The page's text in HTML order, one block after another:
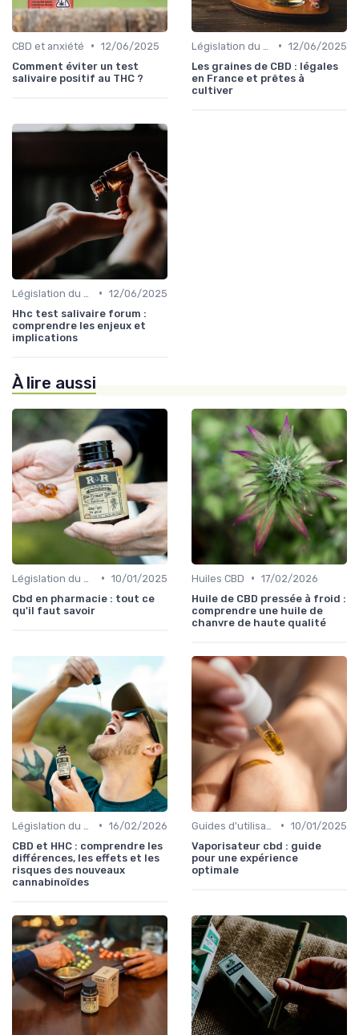
CBD et anxiété • 12/06/2025
Comment éviter un test
salivaire positif au THC ?
• 12/06/2025
Les graines de CBD : légales
en France et prêtes à
cultiver
• 12/06/2025
Hhc test salivaire forum :
comprendre les enjeux et
implications
À lire aussi
• 10/01/2025
Cbd en pharmacie : tout ce
qu'il faut savoir
Huiles CBD • 17/02/2026
Huile de CBD pressée à froid :
comprendre une huile de
chanvre de haute qualité
• 16/02/2026
CBD et HHC : comprendre les
différences, les effets et les
risques des nouveaux
cannabinoïdes
• 10/01/2025
Vaporisateur cbd : guide
pour une expérience
optimale